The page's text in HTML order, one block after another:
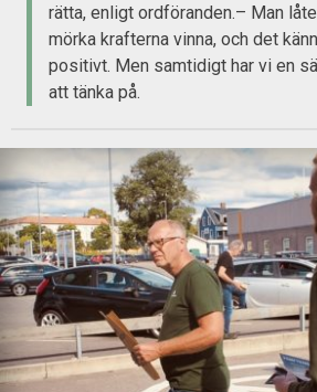
rätta, enligt ordföranden.– Man
mörka krafterna vinna, och det
positivt. Men samtidigt har vi en
att tänka på.